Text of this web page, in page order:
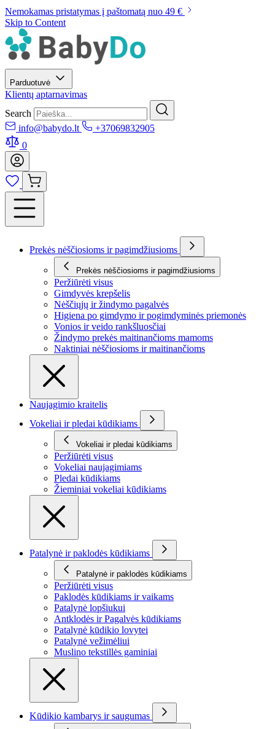
Nemokamas pristatymas į paštomatą nuo 49 €
Skip to Content
Parduotuvė
Klientų aptarnavimas
Search
info@babydo.lt
+37069832905
0
Prekės nėščiosioms ir pagimdžiusioms
Prekės nėščiosioms ir pagimdžiusioms
Peržiūrėti visus
Gimdyvės krepšelis
Nėščiųjų ir žindymo pagalvės
Higiena po gimdymo ir pogimdyminės priemonės
Vonios ir veido rankšluosčiai
Žindymo prekės maitinančioms mamoms
Naktiniai nėščiosioms ir maitinančioms
Naujagimio kraitelis
Vokeliai ir pledai kūdikiams
Vokeliai ir pledai kūdikiams
Peržiūrėti visus
Vokeliai naujagimiams
Pledai kūdikiams
Žieminiai vokeliai kūdikiams
Patalynė ir paklodės kūdikiams
Patalynė ir paklodės kūdikiams
Peržiūrėti visus
Paklodės kūdikiams ir vaikams
Patalynė lopšiukui
Antklodės ir Pagalvės kūdikiams
Patalynė kūdikio lovytei
Patalynė vežimėliui
Muslino tekstillės gaminiai
Kūdikio kambarys ir saugumas